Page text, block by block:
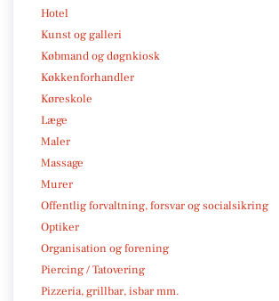
Hotel
Kunst og galleri
Købmand og døgnkiosk
Køkkenforhandler
Køreskole
Læge
Maler
Massage
Murer
Offentlig forvaltning, forsvar og socialsikring
Optiker
Organisation og forening
Piercing / Tatovering
Pizzeria, grillbar, isbar mm.